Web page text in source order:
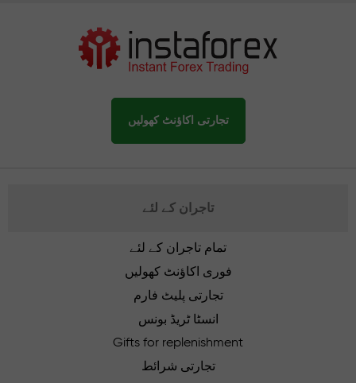
تجارتی اکاؤنٹ کھولیں
تاجران کے لئے
تمام تاجران کے لئے
فوری اکاؤنٹ کھولیں
تجارتی پلیٹ فارم
انسٹا ٹریڈ بونس
Gifts for replenishment
تجارتی شرائط